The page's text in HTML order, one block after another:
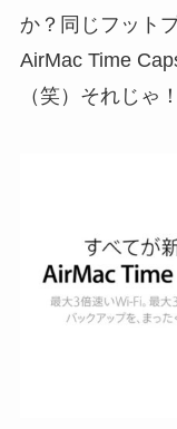
か？同じフット
AirMac Time
（笑）それじゃ